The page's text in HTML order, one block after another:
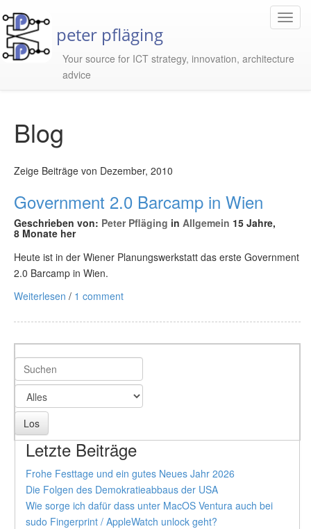
peter pfläging
Your source for ICT strategy, innovation, architecture
advice
Blog
Zeige Beiträge von Dezember, 2010
Government 2.0 Barcamp in Wien
Geschrieben von: Peter Pfläging in Allgemein 15 Jahre,
8 Monate her
Heute ist in der Wiener Planungswerkstatt das erste Government
2.0 Barcamp in Wien.
Weiterlesen / 1 comment
Letzte Beiträge
Frohe Festtage und ein gutes Neues Jahr 2026
Die Folgen des Demokratieabbaus der USA
Wie sorge ich dafür dass unter MacOS Ventura auch bei
sudo Fingerprint / AppleWatch unlock geht?